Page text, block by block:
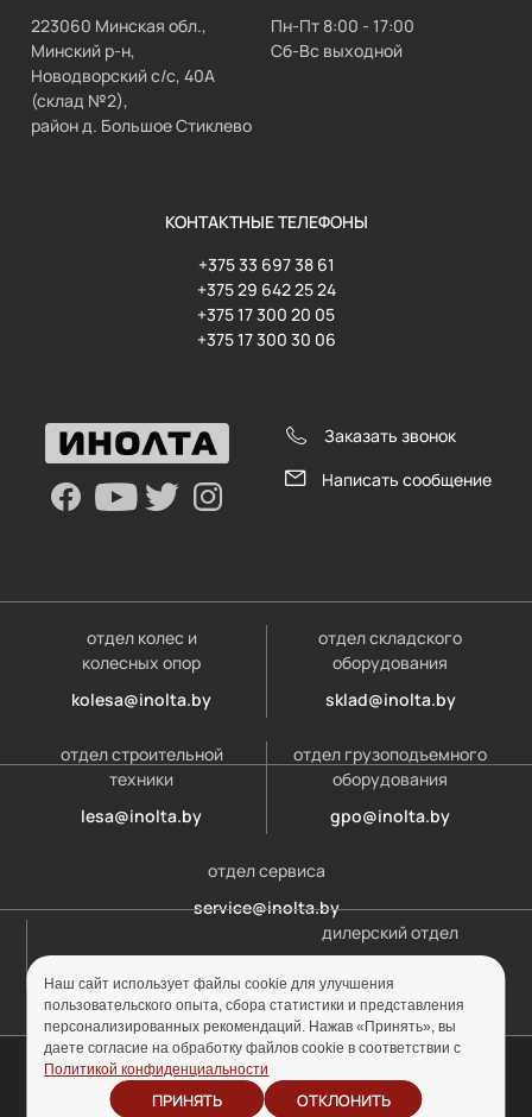
223060 Минская обл.,
Минский р-н,
Новодворский с/с, 40А
(склад №2),
район д. Большое Стиклево
Пн-Пт 8:00 - 17:00
Сб-Вс выходной
КОНТАКТНЫЕ ТЕЛЕФОНЫ
+375 33 697 38 61
+375 29 642 25 24
+375 17 300 20 05
+375 17 300 30 06
Заказать звонок
Написать сообщение
отдел колес и
колесных опор
kolesa@inolta.by
отдел складского
оборудования
sklad@inolta.by
отдел строительной
техники
lesa@inolta.by
отдел грузоподъемного
оборудования
gpo@inolta.by
отдел сервиса
service@inolta.by
дилерский отдел
© ООО «Инолта» 2010-2026 г. УНП 691302759
Отзыв согласия на
Наш сайт использует файлы cookie для улучшения
пользовательского опыта, сбора статистики и представления
персонализированных рекомендаций. Нажав «Принять», вы
даете согласие на обработку файлов cookie в соответствии с
Политикой конфиденциальности
ПРИНЯТЬ ОТКЛОНИТЬ